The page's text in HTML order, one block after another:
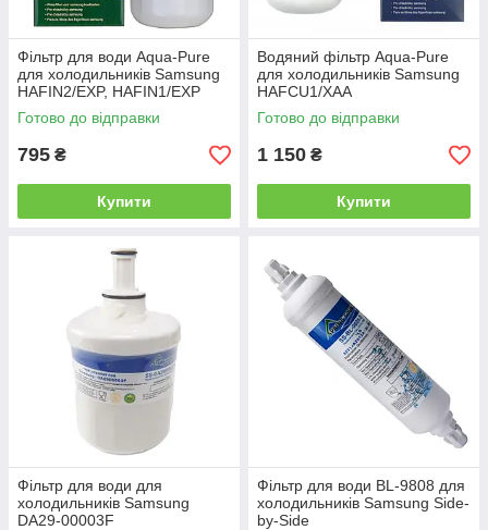
Фільтр для води Aqua-Pure
для холодильників Samsung
HAFIN2/EXP, HAFIN1/EXP
Готово до відправки
795 ₴
Купити
Водяний фільтр Aqua-Pure
для холодильників Samsung
HAFCU1/XAA
Готово до відправки
1 150 ₴
Купити
Фільтр для води для
холодильників Samsung
DA29-00003F
Фільтр для води BL-9808 для
холодильників Samsung Side-
by-Side